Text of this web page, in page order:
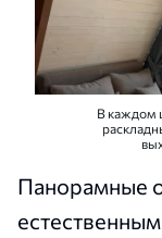
В каждом
Панорамные